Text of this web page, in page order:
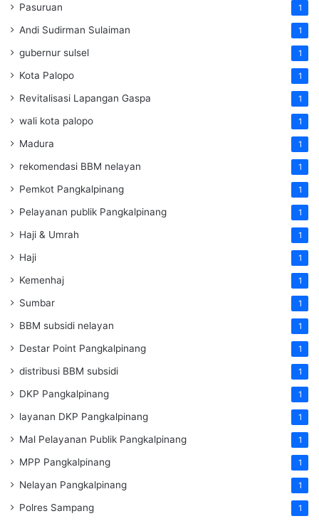
Pasuruan 1
Andi Sudirman Sulaiman 1
gubernur sulsel 1
Kota Palopo 1
Revitalisasi Lapangan Gaspa 1
wali kota palopo 1
Madura 1
rekomendasi BBM nelayan 1
Pemkot Pangkalpinang 1
Pelayanan publik Pangkalpinang 1
Haji & Umrah 1
Haji 1
Kemenhaj 1
Sumbar 1
BBM subsidi nelayan 1
Destar Point Pangkalpinang 1
distribusi BBM subsidi 1
DKP Pangkalpinang 1
layanan DKP Pangkalpinang 1
Mal Pelayanan Publik Pangkalpinang 1
MPP Pangkalpinang 1
Nelayan Pangkalpinang 1
Polres Sampang 1